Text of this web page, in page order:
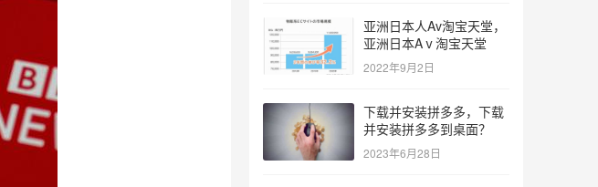
亚洲日本人Av淘宝天堂，
亚洲日本Aⅴ淘宝天堂
2022年9月2日
下载并安装拼多多，下载
并安装拼多多到桌面？
2023年6月28日